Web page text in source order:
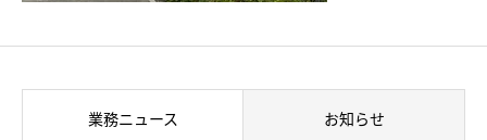
業務ニュース お知らせ